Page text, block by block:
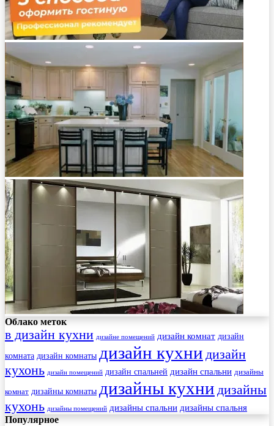
Облако меток
в дизайн кухни дизайне помещений дизайн комнат дизайн
комната дизайн комнаты дизайн кухни дизайн
кухонь дизайн помещений дизайн спальней дизайн спальни дизайны
комнат дизайны комнаты дизайны кухни дизайны
кухонь дизайны помещений дизайны спальни дизайны спальня
Популярное